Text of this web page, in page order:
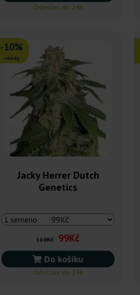
Odeslání do 24h
-10%
+dárky
Jacky Herrer Dutch
Genetics
110Kč 99Kč
Do košíku
Odeslání do 24h